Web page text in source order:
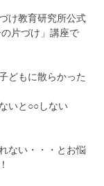
け教育研究所公式
片づけ」講座で
どもに散らかった
いと○○しない
ない・・・とお悩